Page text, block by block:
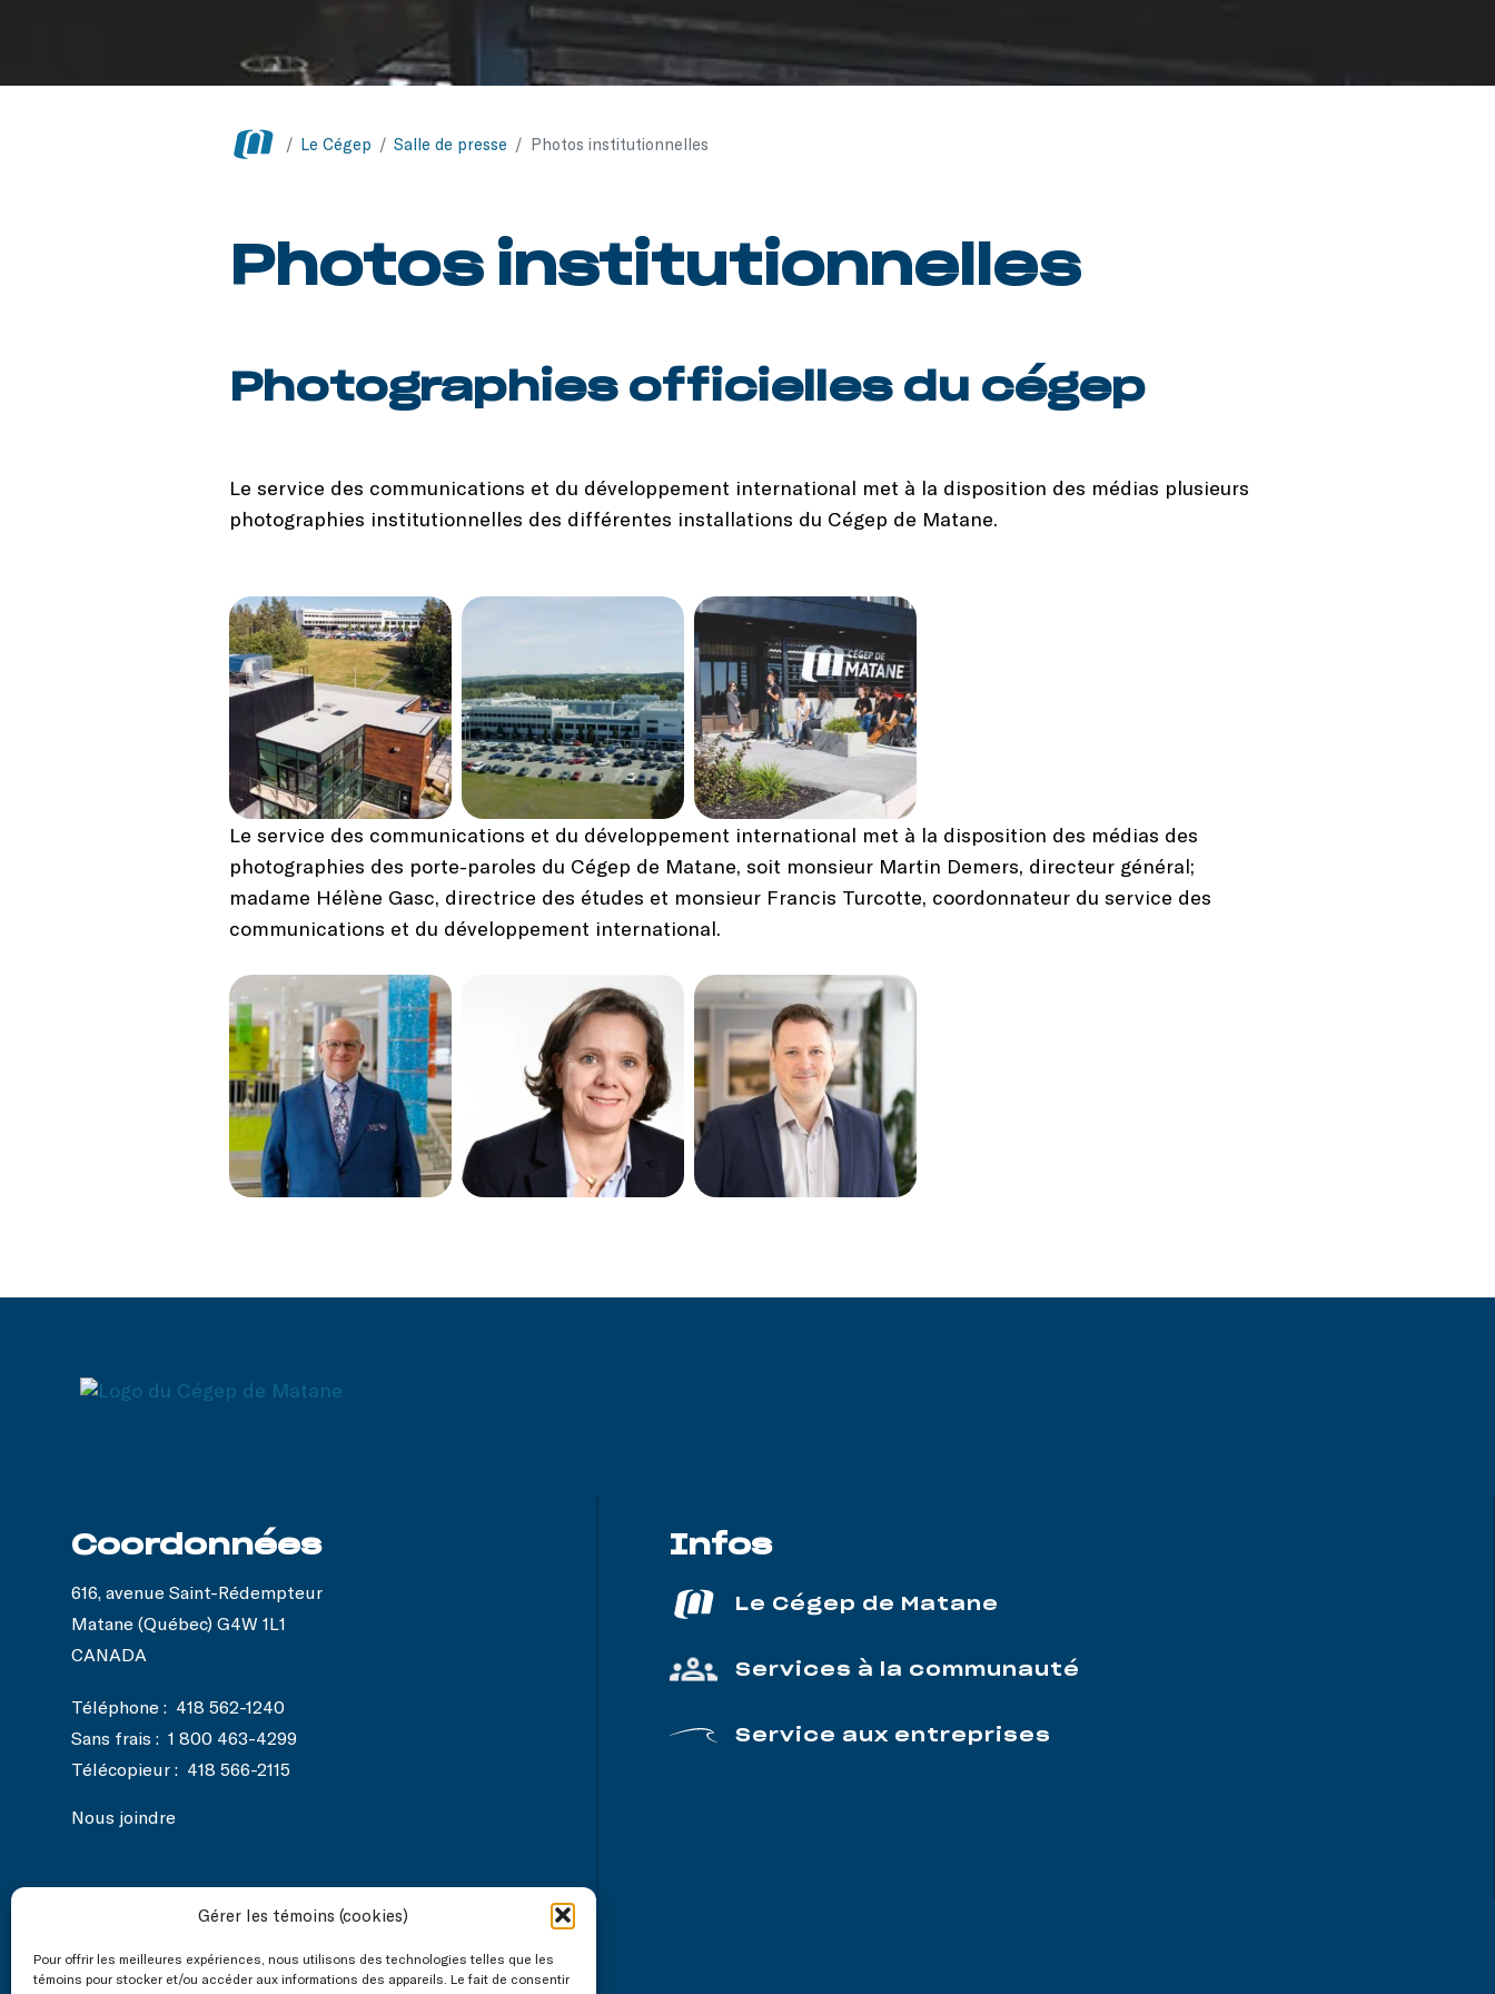
Gérer les témoins (cookies)
Pour offrir les meilleures expériences, nous utilisons des technologies telles que les
témoins pour stocker et/ou accéder aux informations des appareils. Le fait de consentir
/ Le Cégep / Salle de presse / Photos institutionnelles
Photos institutionnelles
Photographies officielles du cégep
Le service des communications et du développement international met à la disposition des médias plusieurs
photographies institutionnelles des différentes installations du Cégep de Matane.
Le service des communications et du développement international met à la disposition des médias des
photographies des porte-paroles du Cégep de Matane, soit monsieur Martin Demers, directeur général;
madame Hélène Gasc, directrice des études et monsieur Francis Turcotte, coordonnateur du service des
communications et du développement international.
Coordonnées
616, avenue Saint-Rédempteur
Matane (Québec) G4W 1L1
CANADA
Téléphone : 418 562-1240
Sans frais : 1 800 463-4299
Télécopieur : 418 566-2115
Nous joindre
Infos
Le Cégep de Matane
Services à la communauté
Service aux entreprises
Nos réseaux
sociaux